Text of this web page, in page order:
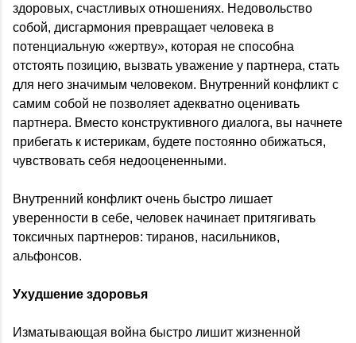
здоровых, счастливых отношениях. Недовольство
собой, дисгармония превращает человека в
потенциальную «жертву», которая не способна
отстоять позицию, вызвать уважение у партнера, стать
для него значимым человеком. Внутренний конфликт с
самим собой не позволяет адекватно оценивать
партнера. Вместо конструктивного диалога, вы начнете
прибегать к истерикам, будете постоянно обижаться,
чувствовать себя недооцененными.
Внутренний конфликт очень быстро лишает
уверенности в себе, человек начинает притягивать
токсичных партнеров: тиранов, насильников,
альфонсов.
Ухудшение здоровья
Изматывающая война быстро лишит жизненной